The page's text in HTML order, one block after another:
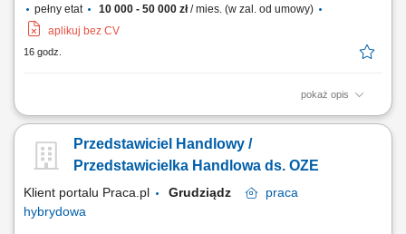
pełny etat
10 000 - 50 000 zł/ mies. (w zal. od umowy)
aplikuj bez CV
16 godz.
pokaż opis
Doradzanie klientom w zakresie nowoczesnych rozwiązań z obszaru
prowadzenie spotkań handlowych. Przygotowywanie ofert i
finalizowanie sprzedaży. Budowanie długofalowych relacji z klientami.
Przedstawiciel Handlowy /
Przedstawicielka Handlowa ds. OZE
Klient portalu Praca.pl Grudziądz
praca
hybrydowa